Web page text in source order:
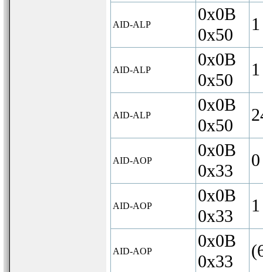
AID-ALP
0x0B
0x50
1
AID-ALP
0x0B
0x50
1
AID-ALP
0x0B
0x50
AID-AOP
0x0B
0x33
0
AID-AOP
0x0B
0x33
1
AID-AOP
0x0B
0x33